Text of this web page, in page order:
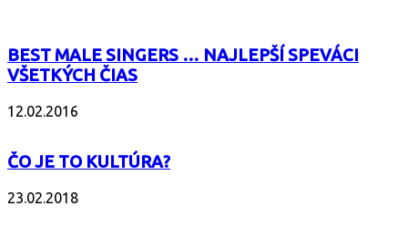
BEST MALE SINGERS … NAJLEPŠÍ SPEVÁCI
VŠETKÝCH ČIAS
12.02.2016
ČO JE TO KULTÚRA?
23.02.2018